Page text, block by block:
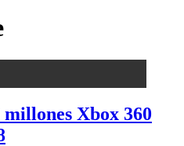
Xbox 360